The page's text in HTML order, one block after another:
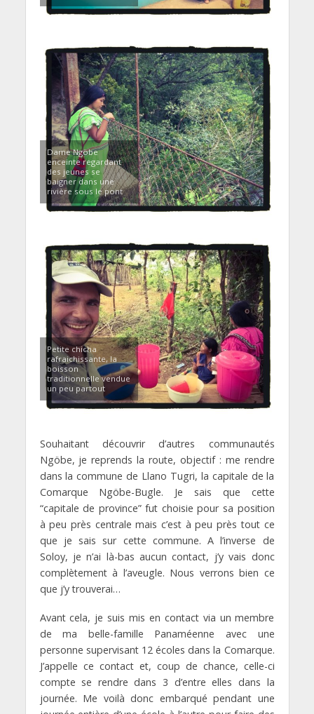
Dame Ngöbe
enceinte regardant
des jeunes se
baigner dans une
rivière sous le pont
Petite chicha
rafraichissante, la
boisson
traditionnelle vendue
un peu partout
Souhaitant découvrir d’autres communautés
Ngöbe, je reprends la route, objectif : me rendre
dans la commune de Llano Tugri, la capitale de la
Comarque Ngöbe-Bugle. Je sais que cette
“capitale de province” fut choisie pour sa position
à peu près centrale mais c’est à peu près tout ce
que je sais sur cette commune. A l’inverse de
Soloy, je n’ai là-bas aucun contact, j’y vais donc
complètement à l’aveugle. Nous verrons bien ce
que j’y trouverai…
Avant cela, je suis mis en contact via un membre
de ma belle-famille Panaméenne avec une
personne supervisant 12 écoles dans la Comarque.
J’appelle ce contact et, coup de chance, celle-ci
compte se rendre dans 3 d’entre elles dans la
journée. Me voilà donc embarqué pendant une